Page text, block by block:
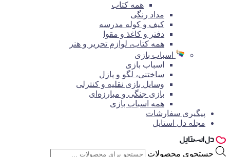
همه کتاب
مداد رنگی
کیف و کوله مدرسه
دفتر و کاغذ و مقوا
همه کتاب، لوازم تحریر و هنر
اسباب بازی
اسباب بازی
ساختنی، لگو و پازل
وسایل بازی نقلیه و کنترلی
بازی جنگی و مبارزه‌ای
همه اسباب بازی
پیگیری سفارشات
مجله دل استایل
جستجوی محصولات